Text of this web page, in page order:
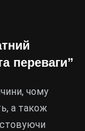
переваги”
чому
а також